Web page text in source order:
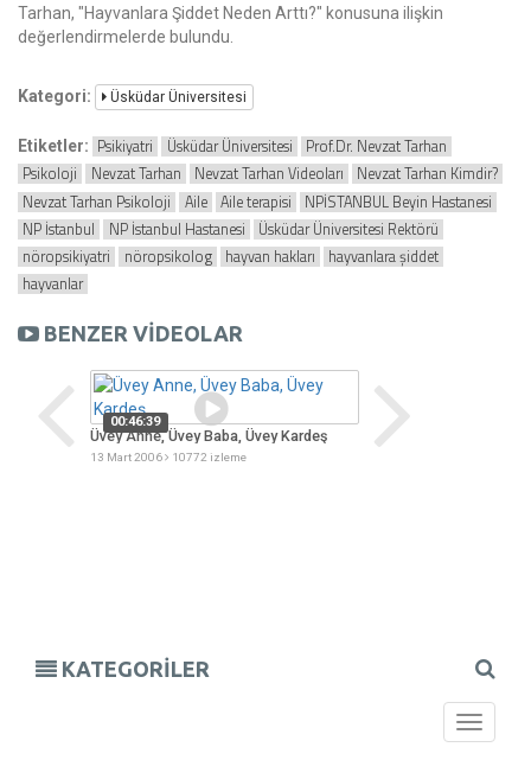
Tarhan, "Hayvanlara Şiddet Neden Arttı?" konusuna ilişkin
değerlendirmelerde bulundu.
Kategori: Üsküdar Üniversitesi
Etiketler: Psikiyatri Üsküdar Üniversitesi
Prof.Dr. Nevzat Tarhan
Psikoloji
Nevzat Tarhan Nevzat Tarhan Videoları
Nevzat Tarhan Kimdir?
Nevzat Tarhan Psikoloji
Aile Aile terapisi
NPİSTANBUL Beyin Hastanesi
NP İstanbul
NP İstanbul Hastanesi
Üsküdar Üniversitesi Rektörü
nöropsikiyatri
nöropsikolog hayvan hakları
hayvanlara şiddet
hayvanlar
BENZER VİDEOLAR
00:46:39
Üvey Anne, Üvey Baba, Üvey Kardeş
13 Mart 2006 10772 izleme
Aile İçi Şiddet
18 Mayıs 2004
KATEGORİLER
Toggle